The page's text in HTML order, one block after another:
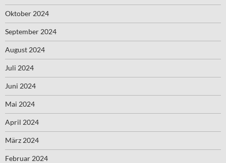
Oktober 2024
September 2024
August 2024
Juli 2024
Juni 2024
Mai 2024
April 2024
März 2024
Februar 2024